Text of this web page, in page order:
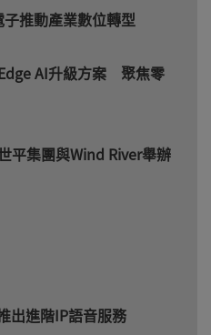
推動產業數位轉型
AI升級方案 聚焦零
平集團與Wind River舉辦
出進階IP語音服務